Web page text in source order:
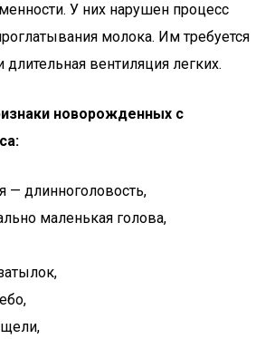
У них нарушен процесс
молока. Им требуется
длительная вентиляция легких.
новорожденных с
— длинноголовость,
маленькая голова,